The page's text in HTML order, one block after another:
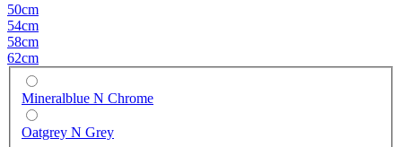
50cm
54cm
58cm
62cm
Mineralblue N Chrome
Oatgrey N Grey